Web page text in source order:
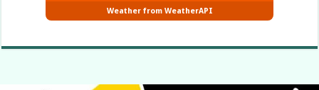
Weather from WeatherAPI